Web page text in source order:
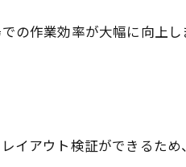
の作業効率が大幅に向上し
イアウト検証ができるため